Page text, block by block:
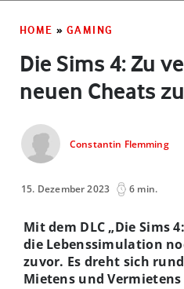
HOME » GAMING
Die Sims 4: Zu
neuen Cheats
Constantin Flemming
15. Dezember 2023 6 min.
Mit dem DLC „Die Sims
die Lebenssimulation
zuvor. Es dreht sich
Mietens und